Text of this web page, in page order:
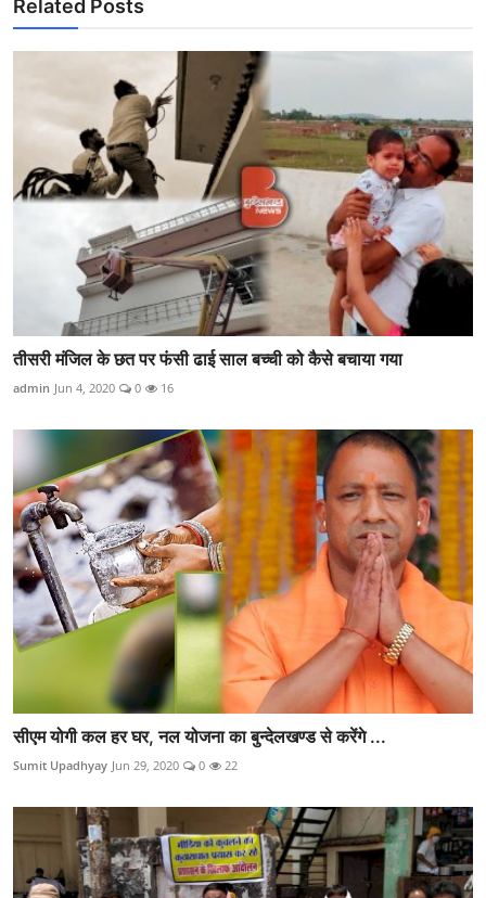
Related Posts
तीसरी मंजिल के छत पर फंसी ढाई साल बच्ची को कैसे बचाया गया
admin Jun 4, 2020 0 16
सीएम योगी कल हर घर, नल योजना का बुन्देलखण्ड से करेंगे ...
Sumit Upadhyay Jun 29, 2020 0 22